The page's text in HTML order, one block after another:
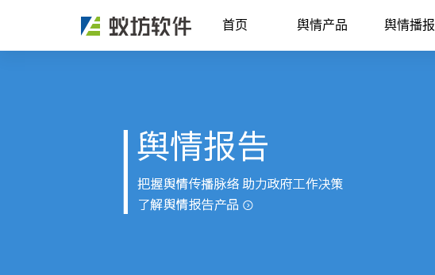
首页 舆情产品 舆情播报